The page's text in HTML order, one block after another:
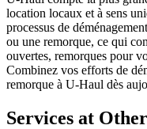
location locaux et à sens
processus de
ou une remorque, ce qui
ouvertes, remorques pour
Combinez vos efforts de
remorque à U-Haul dès
Services at Other